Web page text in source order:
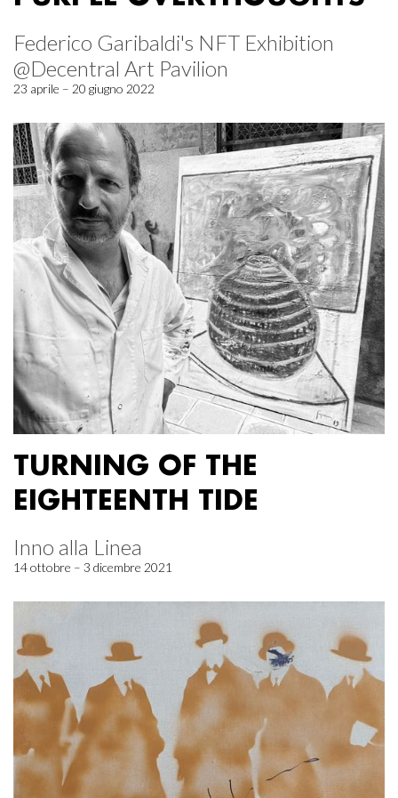
Federico Garibaldi's NFT Exhibition
@Decentral Art Pavilion
23 aprile – 20 giugno 2022
TURNING OF THE
EIGHTEENTH TIDE
Inno alla Linea
14 ottobre – 3 dicembre 2021